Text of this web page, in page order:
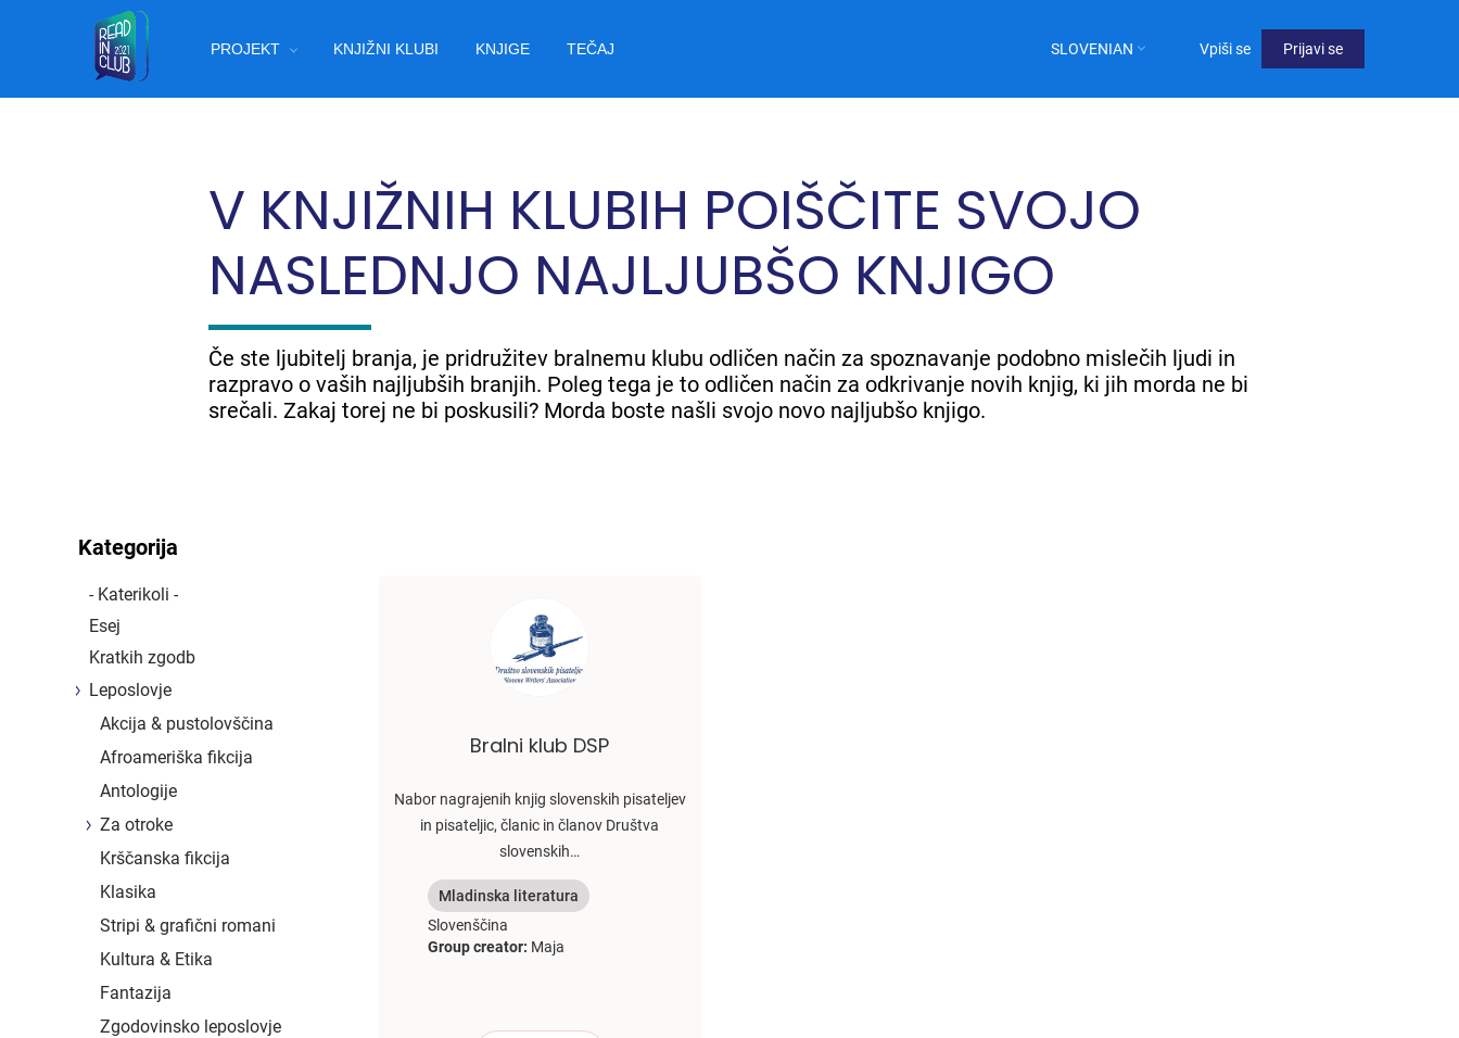
MainPROJEKT KNJIŽNI KLUBI KNJIGE TEČAJ SLOVENIAN
User
Vpiši se Prijavi se
V KNJIŽNIH KLUBIH POIŠČITE SVOJO
NASLEDNJO NAJLJUBŠO KNJIGO
Če ste ljubitelj branja, je pridružitev bralnemu klubu odličen način za spoznavanje podobno mislečih ljudi in
razpravo o vaših najljubših branjih. Poleg tega je to odličen način za odkrivanje novih knjig, ki jih morda ne bi
srečali. Zakaj torej ne bi poskusili? Morda boste našli svojo novo najljubšo knjigo.
Kategorija
- Katerikoli -
Esej
Kratkih zgodb
Leposlovje
Akcija & pustolovščina
Afroameriška fikcija
Antologije
Za otroke
Krščanska fikcija
Klasika
Stripi & grafični romani
Kultura & Etika
Fantazija
Zgodovinsko leposlovje
Bralni klub DSP
Nabor nagrajenih knjig slovenskih pisateljev
in pisateljic, članic in članov Društva
slovenskih…
Mladinska literatura
Slovenščina
Group creator: Maja